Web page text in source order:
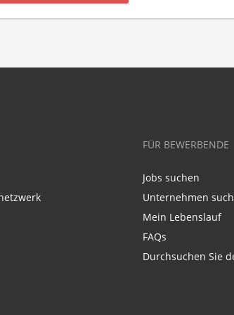
FÜR BEWERBENDE
Jobs suchen
Unternehmen
Mein Lebenslauf
FAQs
Durchsuchen Sie